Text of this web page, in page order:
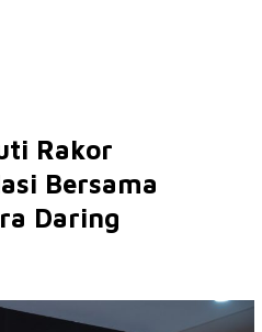
Rakor
Bersama
Daring